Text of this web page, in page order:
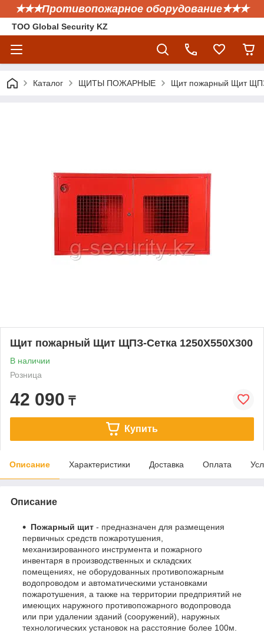
✭✭✭Противопожарное оборудование✭✭✭
ТОО Global Security KZ
Каталог ЩИТЫ ПОЖАРНЫЕ Щит пожарный Щит
Щит пожарный Щит ЩПЗ-Сетка 1250Х550Х300
В наличии
Розница
42 090 ₸
Купить
Описание Характеристики Доставка Оплата
Описание
Пожарный щит - предназначен для размещения
первичных средств пожаротушения,
механизированного инструмента и пожарного
инвентаря в производственных и складских
помещениях, не оборудованных противопожарным
водопроводом и автоматическими установками
пожаротушения, а также на территории предприятий не
имеющих наружного противопожарного водопровода
или при удалении зданий (сооружений), наружных
технологических установок на расстояние более 100м.